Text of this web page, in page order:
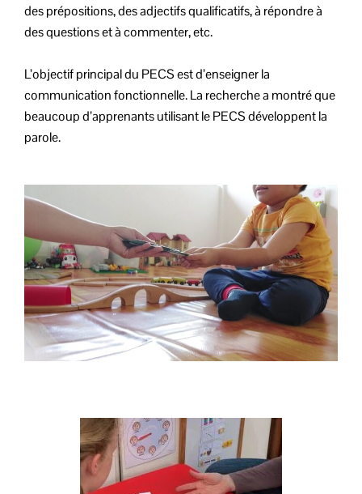
des prépositions, des adjectifs qualificatifs, à répondre à
des questions et à commenter, etc.
L’objectif principal du PECS est d’enseigner la
communication fonctionnelle. La recherche a montré que
beaucoup d’apprenants utilisant le PECS développent la
parole.